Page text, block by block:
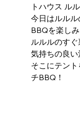
トハウス ル
今日はルル
BBQを楽し
ルルルのす
気持ちの良
そこにテン
チBBQ！